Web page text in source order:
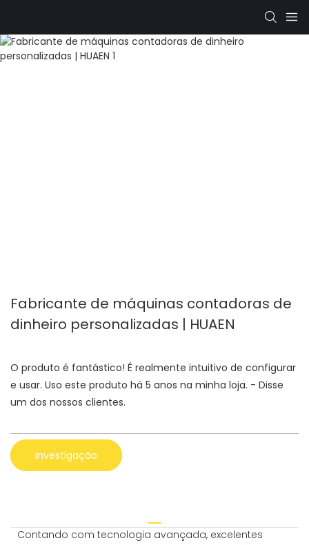
Fabricante de máquinas contadoras de
dinheiro personalizadas | HUAEN
O produto é fantástico! É realmente intuitivo de configurar
e usar. Uso este produto há 5 anos na minha loja. - Disse
um dos nossos clientes.
investigação
Contando com tecnologia avançada, excelentes